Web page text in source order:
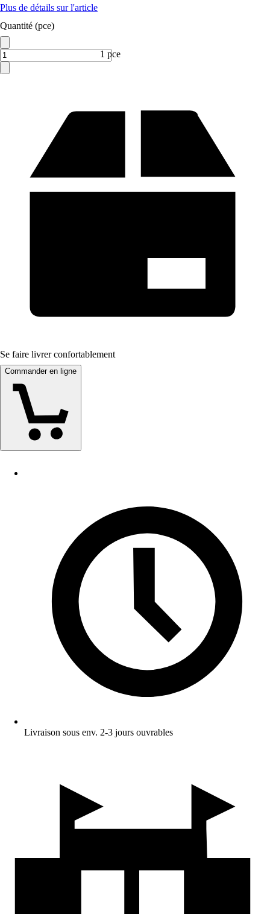
Plus de détails sur l'article
Quantité (pce)
1 pce
Se faire livrer confortablement
Commander en ligne
Livraison sous env. 2-3 jours ouvrables